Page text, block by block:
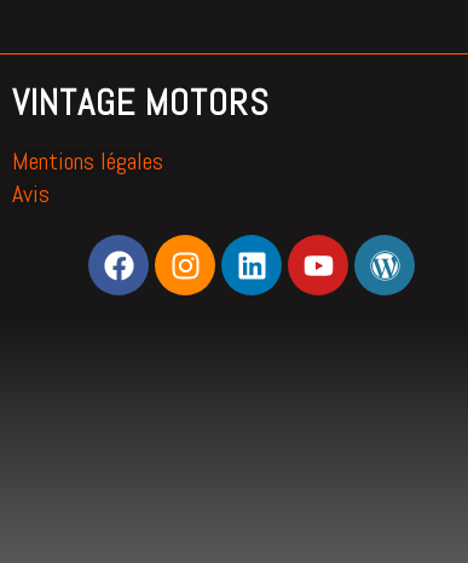
VINTAGE MOTORS
Mentions légales
Avis